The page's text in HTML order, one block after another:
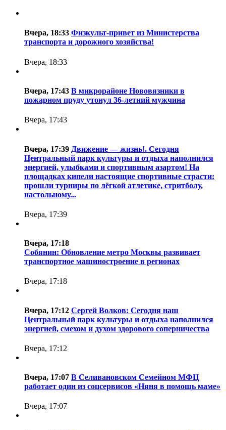
Вчера, 18:33 Физкульт-привет из Министерства
транспорта и дорожного хозяйства!
Вчера, 18:33
Вчера, 17:43 В микрорайоне Нововязники в
пожарном пруду утонул 36-летний мужчина
Вчера, 17:43
Вчера, 17:39 Движение — жизнь!. Сегодня
Центральный парк культуры и отдыха наполнился
энергией, улыбками и спортивным азартом! На
площадках кипели настоящие спортивные страсти:
прошли турниры по лёгкой атлетике, стритболу,
настольному...
Вчера, 17:39
Вчера, 17:18
Собянин: Обновление метро Москвы развивает
транспортное машиностроение в регионах
Вчера, 17:18
Вчера, 17:12 Сергей Волков: Сегодня наш
Центральный парк культуры и отдыха наполнился
энергией, смехом и духом здорового соперничества
Вчера, 17:12
Вчера, 17:07 В Селивановском Семейном МФЦ
работает один из соцсервисов «Няня в помощь маме»
Вчера, 17:07